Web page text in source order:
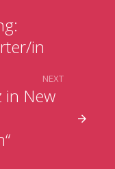
in
in New
NEXT